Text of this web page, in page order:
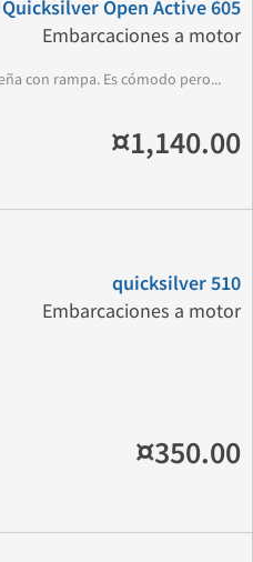
Quicksilver Open Active 605
Embarcaciones a motor
con rampa. Es cómodo pero...
¤1,140.00
quicksilver 510
Embarcaciones a motor
¤350.00